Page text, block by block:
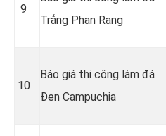
9
Trắng Phan Rang
10
Báo giá thi công làm đá
Đen Campuchia